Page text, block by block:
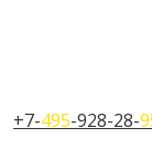
+7-495-928-28-